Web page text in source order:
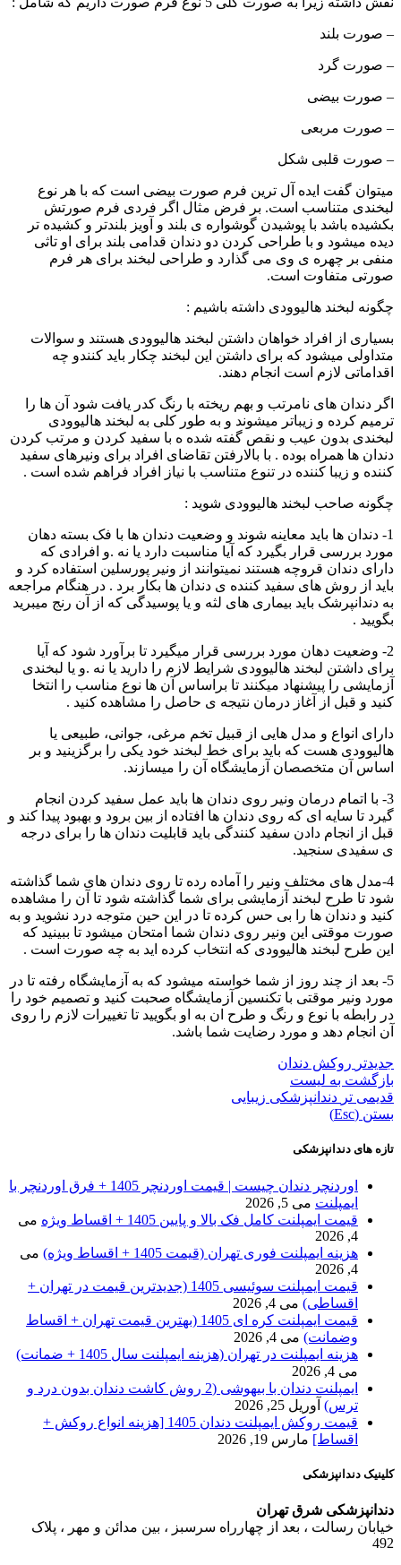
– صورت بلند
– صورت گرد
– صورت بیضی
– صورت مربعی
– صورت قلبی شکل
میتوان گفت ایده آل ترین فرم صورت بیضی است که با هر نوع
لبخندی متناسب است. بر فرض مثال اگر فردی فرم صورتش
بکشیده باشد با پوشیدن گوشواره ی بلند و آویز بلندتر و کشیده تر
دیده میشود و با طراحی کردن دو دندان قدامی بلند برای او تاثی
منفی بر چهره ی وی می گذارد و طراحی لبخند برای هر فرم
صورتی متفاوت است.
چگونه لبخند هالیوودی داشته باشیم :
بسیاری از افراد خواهان داشتن لبخند هالیوودی هستند و سوالات
متداولی میشود که برای داشتن این لبخند چکار باید کنندو چه
اقداماتی لازم است انجام دهند.
اگر دندان های نامرتب و بهم ریخته با رنگ کدر یافت شود آن ها را
ترمیم کرده و زیباتر میشوند و به طور کلی به لبخند هالیوودی
لبخندی بدون عیب و نقص گفته شده ه با سفید کردن و مرتب کردن
دندان ها همراه بوده . با بالارفتن تقاضای افراد برای ونیرهای سفید
کننده و زیبا کننده در تنوع متناسب با نیاز افراد فراهم شده است .
چگونه صاحب لبخند هالیوودی شوید :
1- دندان ها باید معاینه شوند و وضعیت دندان ها با فک بسته دهان
مورد بررسی قرار بگیرد که آیا مناسبت دارد یا نه .و افرادی که
دارای دندان قروچه هستند نمیتوانند از ونیر پورسلین استفاده کرد و
باید از روش های سفید کننده ی دندان ها بکار برد . در هنگام مراجعه
به دندانپرشک باید بیماری های لثه و یا پوسیدگی که از آن رنج میبرید
بگویید .
2- وضعیت دهان مورد بررسی قرار میگیرد تا برآورد شود که آیا
برای داشتن لبخند هالیوودی شرایط لازم را دارید یا نه .و یا لبخندی
آزمایشی را پیشنهاد میکنند تا براساس آن ها نوع مناسب را انتخا
کنید و قبل از آغاز درمان نتیجه ی حاصل را مشاهده کنید .
دارای انواع و مدل هایی از قبیل تخم مرغی، جوانی، طبیعی یا
هالیوودی هست که باید برای خط لبخند خود یکی را برگزینید و بر
اساس آن متخصصان آزمایشگاه آن را میسازند.
3- با اتمام درمان ونیر روی دندان ها باید عمل سفید کردن انجام
گیرد تا سایه ای که روی دندان ها افتاده از بین برود و بهبود پیدا کند و
قبل از انجام دادن سفید کنندگی باید قابلیت دندان ها را برای درجه
ی سفیدی سنجید.
4-مدل های مختلف ونیر را آماده رده تا روی دندان های شما گذاشته
شود تا طرح لبخند آزمایشی برای شما گذاشته شود تا آن را مشاهده
کنید و دندان ها را بی حس کرده تا در این حین متوجه درد نشوید و به
صورت موقتی این ونیر روی دندان شما امتحان میشود تا ببینید که
این طرح لبخند هالیوودی که انتخاب کرده اید به چه صورت است .
5- بعد از چند روز از شما خواسته میشود که به آزمایشگاه رفته تا در
مورد ونیر موقتی با تکنسین آزمایشگاه صحبت کنید و تصمیم خود را
در رابطه با نوع و رنگ و طرح ان به او بگویید تا تغییرات لازم را روی
آن انجام دهد و مورد رضایت شما باشد.
جدیدتر روکش دندان
بازگشت به لیست
قدیمی تر دندانپزشکی زیبایی
بستن (Esc)
تازه های دندانپزشکی
اوردنچر دندان چیست | قیمت اوردنچر 1405 + فرق اوردنچر با
ایمپلنت می 5, 2026
قیمت ایمپلنت کامل فک بالا و پایین 1405 + اقساط ویژه
می
4, 2026
هزینه ایمپلنت فوری تهران (قیمت 1405 + اقساط ویژه)
می
4, 2026
قیمت ایمپلنت سوئیسی 1405 (جدیدترین قیمت در تهران +
اقساطی) می 4, 2026
قیمت ایمپلنت کره ای 1405 (بهترین قیمت تهران + اقساط
وضمانت) می 4, 2026
هزینه ایمپلنت در تهران (هزینه ایمپلنت سال 1405 + ضمانت)
می 4, 2026
ایمپلنت دندان با بیهوشی (2 روش کاشت دندان بدون درد و
ترس) آوریل 25, 2026
قیمت روکش ایمپلنت دندان 1405 [هزینه انواع روکش +
اقساط] مارس 19, 2026
کلینیک دندانپزشکی
دندانپزشکی شرق تهران
خيابان رسالت ، بعد از چهارراه سرسبز ، بين مدائن و مهر ، پلاک
492